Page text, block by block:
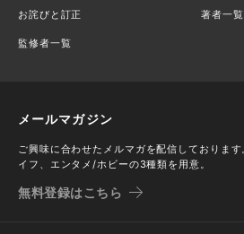
お詫びと訂正 著者一覧
監修者一覧
メールマガジン
ご興味に合わせたメルマガを配信しておりま
イフ、エンタメ/ホビーの3種類を用意。
無料登録はこちら